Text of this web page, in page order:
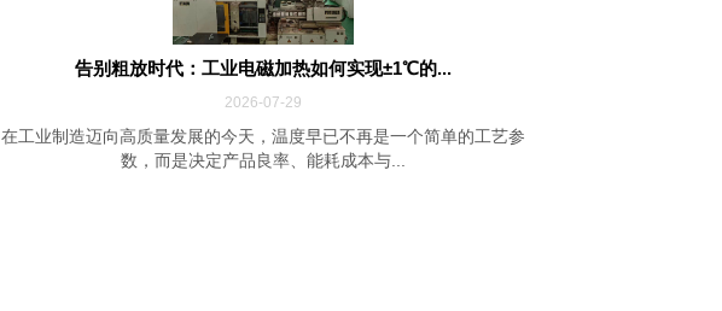
告别粗放时代：工业电磁加热如何实现±1℃的...
2026-07-29
在工业制造迈向高质量发展的今天，温度早已不再是一个简单的工艺参
数，而是决定产品良率、能耗成本与...